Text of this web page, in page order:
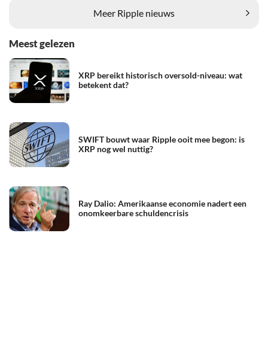
Meer Ripple nieuws
Meest gelezen
XRP bereikt historisch oversold-niveau: wat
betekent dat?
SWIFT bouwt waar Ripple ooit mee begon: is
XRP nog wel nuttig?
Ray Dalio: Amerikaanse economie nadert een
onomkeerbare schuldencrisis